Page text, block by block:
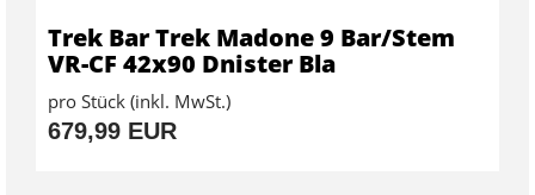
Trek Bar Trek Madone 9 Bar/Stem
VR-CF 42x90 Dnister Bla
pro Stück (inkl. MwSt.)
679,99 EUR